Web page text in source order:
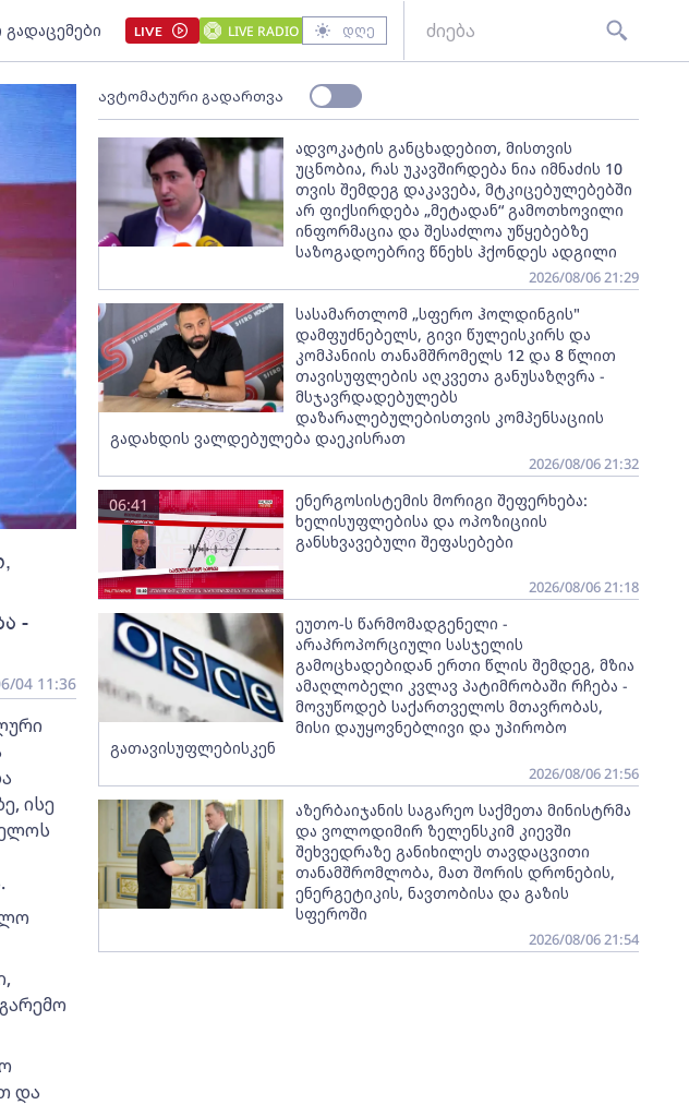
LIVE LIVE RADIO დღე
-
04 11:36
ისე
და
ავტომატური გადართვა
ადვოკატის განცხადებით, მისთვის
უცნობია, რას უკავშირდება ნია იმნაძის 10
თვის შემდეგ დაკავება, მტკიცებულებებში
არ ფიქსირდება „მეტადან“ გამოთხოვილი
ინფორმაცია და შესაძლოა უწყებებზე
საზოგადოებრივ წნეხს ჰქონდეს ადგილი
2026/08/06 21:29
სასამართლომ „სფერო ჰოლდინგის"
დამფუძნებელს, გივი წულეისკირს და
კომპანიის თანამშრომელს 12 და 8 წლით
თავისუფლების აღკვეთა განუსაზღვრა -
მსჯავრდადებულებს
დაზარალებულებისთვის კომპენსაციის
გადახდის ვალდებულება დაეკისრათ
2026/08/06 21:32
ენერგოსისტემის მორიგი შეფერხება:
ხელისუფლებისა და ოპოზიციის
განსხვავებული შეფასებები
06:41
2026/08/06 21:18
ეუთო-ს წარმომადგენელი -
არაპროპორციული სასჯელის
გამოცხადებიდან ერთი წლის შემდეგ, მზია
ამაღლობელი კვლავ პატიმრობაში რჩება -
მოვუწოდებ საქართველოს მთავრობას,
მისი დაუყოვნებლივი და უპირობო
გათავისუფლებისკენ
2026/08/06 21:56
აზერბაიჯანის საგარეო საქმეთა მინისტრმა
და ვოლოდიმირ ზელენსკიმ კიევში
შეხვედრაზე განიხილეს თავდაცვითი
თანამშრომლობა, მათ შორის დრონების,
ენერგეტიკის, ნავთობისა და გაზის
სფეროში
2026/08/06 21:54